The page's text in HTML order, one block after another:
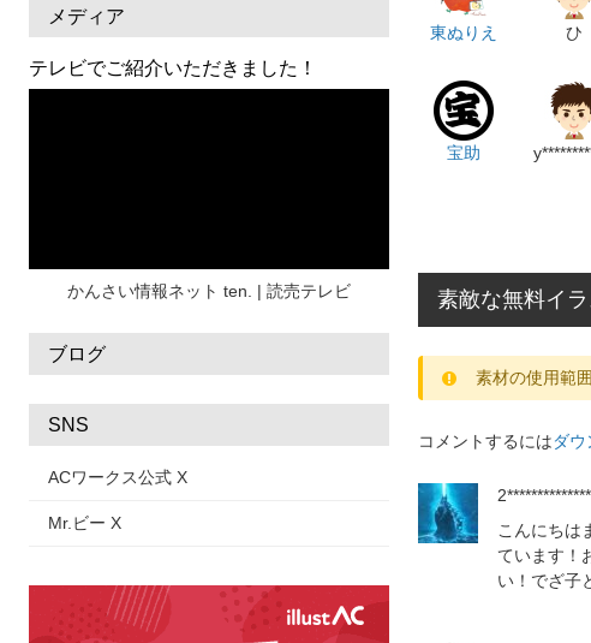
人物 暑中見舞い
日本地図 海
メディア
テレビでご紹介いただきました！
かんさい情報ネット ten. | 読売テレビ
ブログ
SNS
ACワークス公式 X
Mr.ビー X
東ぬりえ ひ
宝助
素敵な無料イ
素材の使用範
コメントするにはダ
こんにちは
ています！
い！でざ子